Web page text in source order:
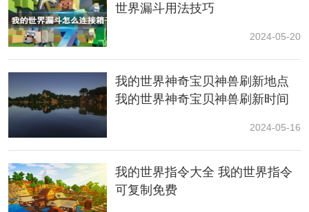
4、/gamemode 0
设置模式为生存
5、/gamemode 1
设置模式为创造
设置模式为冒险
世界漏斗用法技巧
2024-05-20
我的世界神奇宝贝神兽刷新地点
我的世界神奇宝贝神兽刷新时间
2024-05-16
我的世界指令大全 我的世界指令
可复制免费